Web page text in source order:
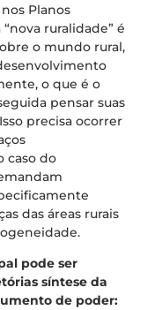
Planos
ruralidade” é
o mundo rural,
o que é o
pensar suas
precisa ocorrer
caso do
das áreas rurais
pode ser
síntese da
de poder: